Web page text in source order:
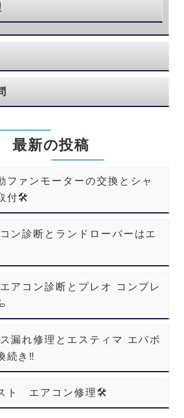
最新の投稿
ファンモーターの交換とシャ
付🛠️
ン診断とランドローバーはエ
アコン診断とプレオ コンプレ
漏れ修理とエスティマ エバポ
続き‼️
ト エアコン修理🛠️